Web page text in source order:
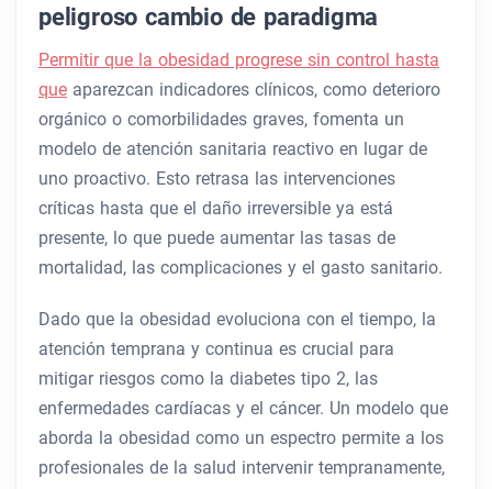
peligroso cambio de paradigma
Permitir que la obesidad progrese sin control hasta
que aparezcan indicadores clínicos, como deterioro
orgánico o comorbilidades graves, fomenta un
modelo de atención sanitaria reactivo en lugar de
uno proactivo. Esto retrasa las intervenciones
críticas hasta que el daño irreversible ya está
presente, lo que puede aumentar las tasas de
mortalidad, las complicaciones y el gasto sanitario.
Dado que la obesidad evoluciona con el tiempo, la
atención temprana y continua es crucial para
mitigar riesgos como la diabetes tipo 2, las
enfermedades cardíacas y el cáncer. Un modelo que
aborda la obesidad como un espectro permite a los
profesionales de la salud intervenir tempranamente,